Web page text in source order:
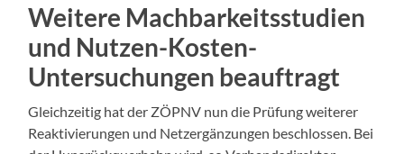
Weitere Machbarkeitsstudien
und Nutzen-Kosten-
Untersuchungen beauftragt
Gleichzeitig hat der ZÖPNV nun die Prüfung weiterer
Reaktivierungen und Netzergänzungen beschlossen. Bei